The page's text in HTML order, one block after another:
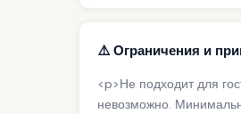
⚠️ Ограничения и
<p>Не подходит для
невозможно.